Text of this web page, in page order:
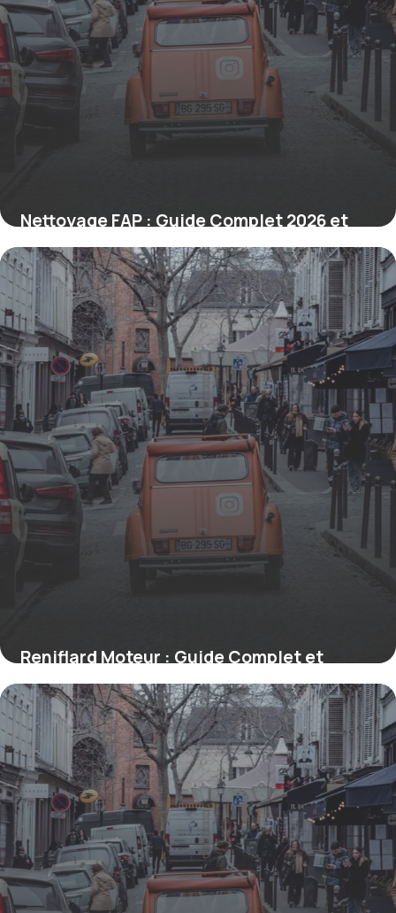
Nettoyage FAP : Guide Complet 2026 et
Prix
8 juillet 2026
Reniflard Moteur : Guide Complet et
Conseils
5 juillet 2026